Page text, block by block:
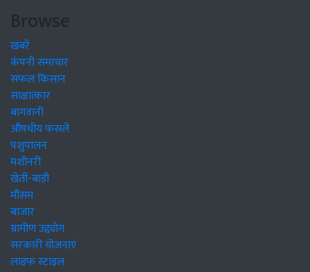
Browse
खबरें
कंपनी समाचार
सफल किसान
साक्षात्कार
बागवानी
औषधीय फसलें
पशुपालन
मशीनरी
खेती-बाड़ी
मौसम
बाजार
ग्रामीण उद्द्योग
सरकारी योजनाएं
लाइफ स्टाइल